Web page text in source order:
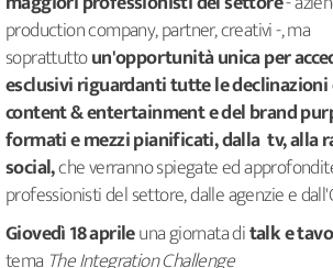
production company, partner, creativi -, ma
soprattuttoun'opportunità unica per
esclusivi riguardanti tutte le
content & entertainment e del brand
formati e mezzi pianificati, dalla tv, alla
social,che verranno spiegate ed
professionisti del settore, dalle agenzie e
Giovedì 18 aprileuna giornata ditalk e